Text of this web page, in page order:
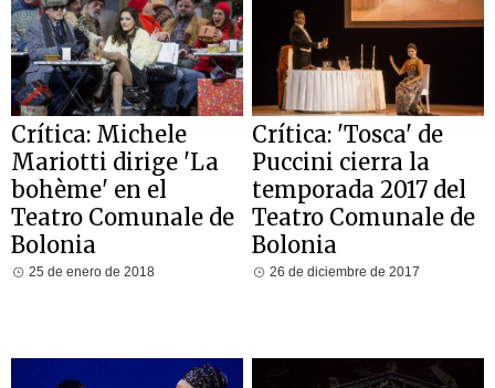
Crítica: Michele
Mariotti dirige 'La
bohème' en el
Teatro Comunale de
Bolonia
25 de enero de 2018
Crítica: 'Tosca' de
Puccini cierra la
temporada 2017 del
Teatro Comunale de
Bolonia
26 de diciembre de 2017